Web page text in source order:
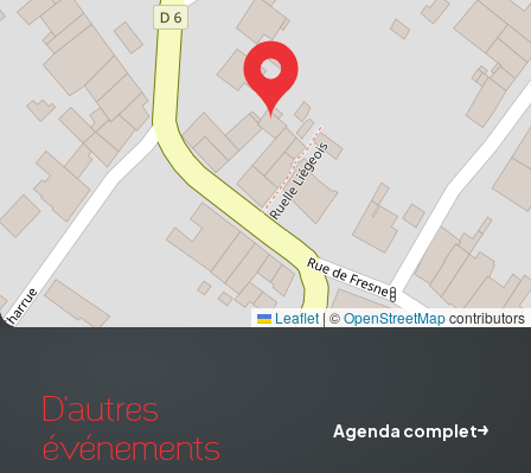
Leaflet|©OpenStreetMapcontributors
D'autres
événements
Agenda complet